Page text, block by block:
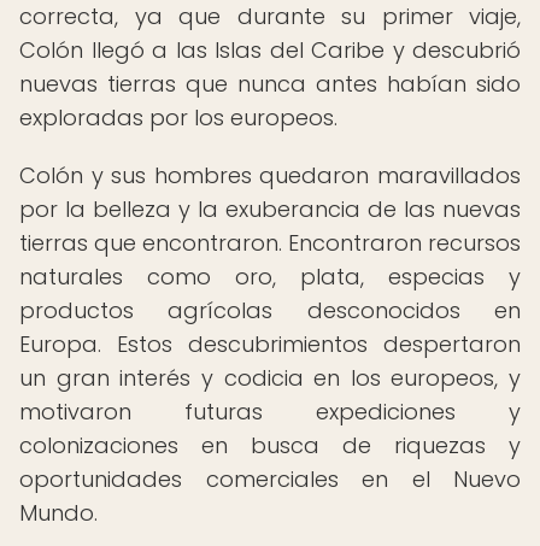
correcta, ya que durante su primer viaje,
Colón llegó a las Islas del Caribe y descubrió
nuevas tierras que nunca antes habían sido
exploradas por los europeos.
Colón y sus hombres quedaron maravillados
por la belleza y la exuberancia de las nuevas
tierras que encontraron. Encontraron recursos
naturales como oro, plata, especias y
productos agrícolas desconocidos en
Europa. Estos descubrimientos despertaron
un gran interés y codicia en los europeos, y
motivaron futuras expediciones y
colonizaciones en busca de riquezas y
oportunidades comerciales en el Nuevo
Mundo.